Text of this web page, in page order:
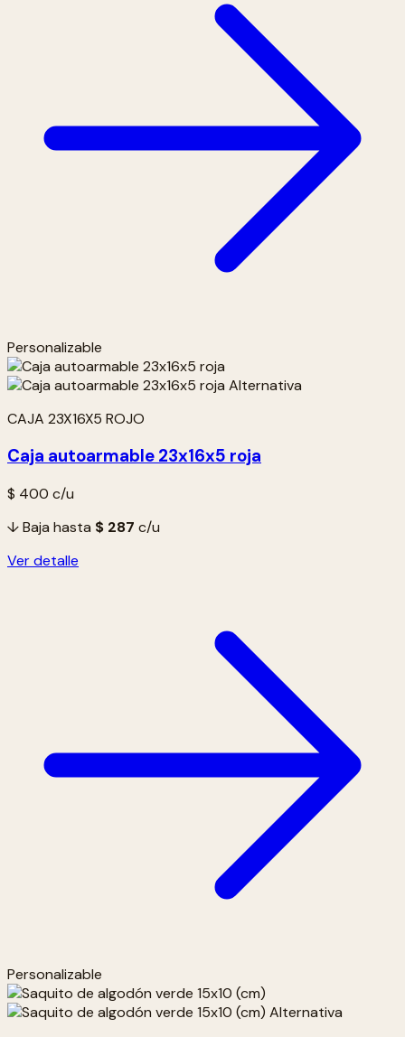
Personalizable
CAJA 23X16X5 ROJO
Caja autoarmable 23x16x5 roja
$ 400 c/u
↓ Baja hasta $ 287 c/u
Ver detalle
Personalizable